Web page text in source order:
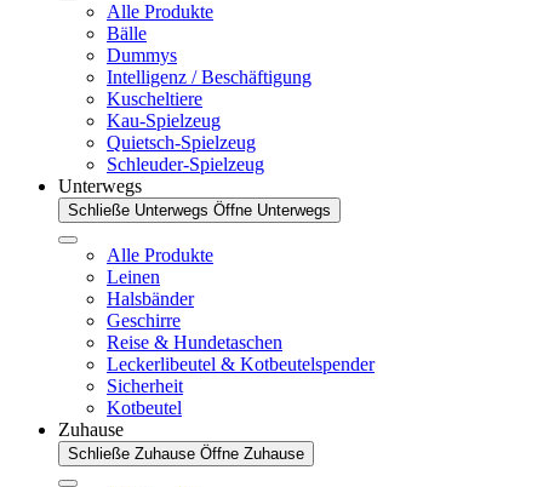
Alle Produkte
Bälle
Dummys
Intelligenz / Beschäftigung
Kuscheltiere
Kau-Spielzeug
Quietsch-Spielzeug
Schleuder-Spielzeug
Unterwegs
Schließe Unterwegs Öffne Unterwegs
Alle Produkte
Leinen
Halsbänder
Geschirre
Reise & Hundetaschen
Leckerlibeutel & Kotbeutelspender
Sicherheit
Kotbeutel
Zuhause
Schließe Zuhause Öffne Zuhause